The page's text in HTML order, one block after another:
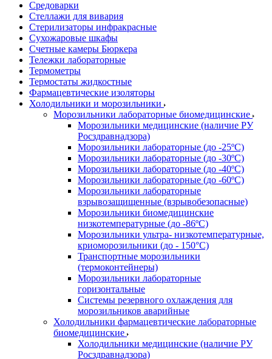
Средоварки
Стеллажи для вивария
Стерилизаторы инфракрасные
Сухожаровые шкафы
Счетные камеры Бюркера
Тележки лабораторные
Термометры
Термостаты жидкостные
Фармацевтические изоляторы
Холодильники и морозильники
Морозильники лабораторные биомедицинские
Морозильники медицинские (наличие РУ
Росздравнадзора)
Морозильники лабораторные (до -25ºС)
Морозильники лабораторные (до -30ºС)
Морозильники лабораторные (до -40ºС)
Морозильники лабораторные (до -60ºС)
Морозильники лабораторные
взрывозащищенные (взрывобезопасные)
Морозильники биомедицинские
низкотемпературные (до -86ºС)
Морозильники ультра- низкотемпературные,
криоморозильники (до - 150°С)
Транспортные морозильники
(термоконтейнеры)
Морозильники лабораторные
горизонтальные
Системы резервного охлаждения для
морозильников аварийные
Холодильники фармацевтические лабораторные
биомедицинские
Холодильники медицинские (наличие РУ
Росздравнадзора)